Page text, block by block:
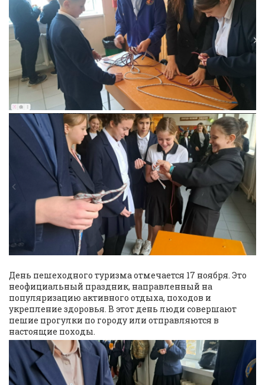
День пешеходного туризма отмечается 17 ноября. Это
неофициальный праздник, направленный на
популяризацию активного отдыха, походов и
укрепление здоровья. В этот день люди совершают
пешие прогулки по городу или отправляются в
настоящие походы.